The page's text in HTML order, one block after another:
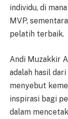
individu, di
MVP,
pelatih terbaik.
Andi Muzakkir
adalah hasil
menyebut
inspirasi bagi
dalam